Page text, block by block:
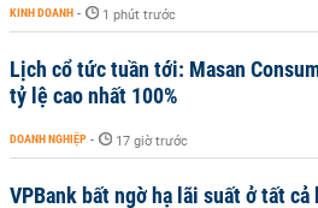
KINH DOANH - 1 phút trước
Lịch cổ tức tuần tới: Masan
tỷ lệ cao nhất 100%
DOANH NGHIỆP - 17 giờ trước
VPBank bất ngờ hạ lãi suất ở tất cả